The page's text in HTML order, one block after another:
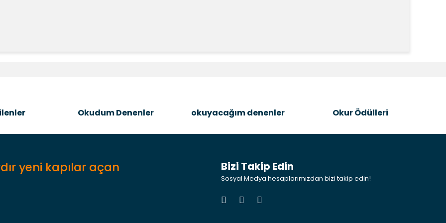
Okudum Denenler okuyacağım denenler Okur Ödülleri
yeni kapılar açan Bizi Takip Edin
Sosyal Medya hesaplarımızdan bizi takip edin!